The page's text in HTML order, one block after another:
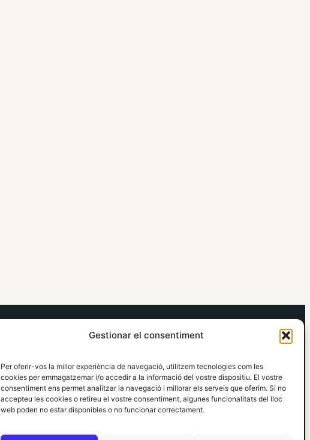
Gestionar el consentiment
Per oferir-vos la millor experiència de navegació, utilitzem tecnologies com les
cookies per emmagatzemar i/o accedir a la informació del vostre dispositiu. El vostre
consentiment ens permet analitzar la navegació i millorar els serveis que oferim. Si no
accepteu les cookies o retireu el vostre consentiment, algunes funcionalitats del lloc
web poden no estar disponibles o no funcionar correctament.
Política de Cookies
Política Editorial